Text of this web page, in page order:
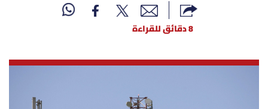
8 دقائق للقراءة